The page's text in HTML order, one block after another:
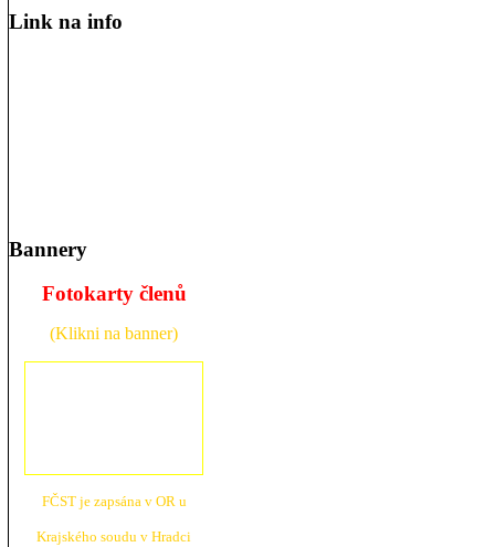
Link na info
Bannery
Fotokarty členů
(Klikni na banner)
FČST je zapsána v OR u
Krajského soudu v Hradci